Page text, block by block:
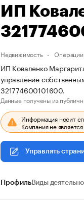
ИП
Недвижимость
ИП Коваленко
управление
321774600101600.
Данные получены из
Информация носит
Компания не
Управлять
ПрофильВиды